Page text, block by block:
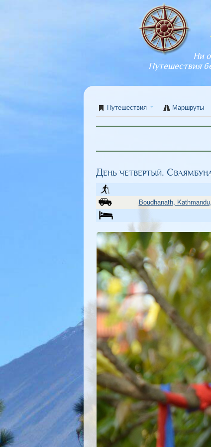
Ни
Путешествия
Путешествия Маршруты
День четвертый.
Boudhanath,